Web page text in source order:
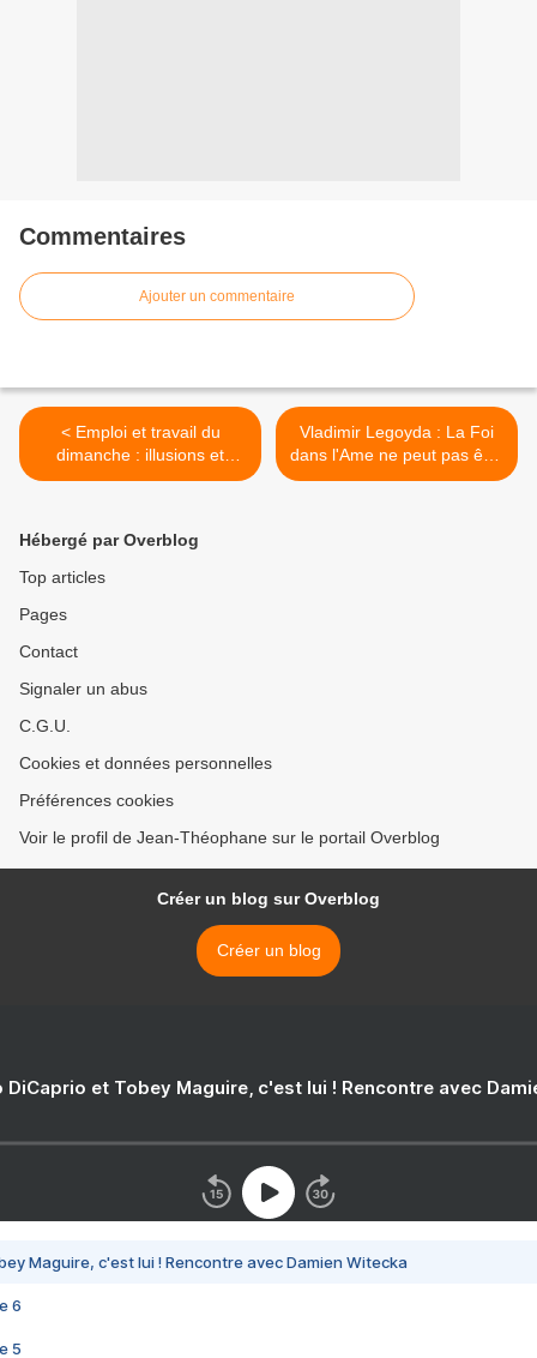
Commentaires
Ajouter un commentaire
< Emploi et travail du
dimanche : illusions et
réalités.
Vladimir Legoyda : La Foi
dans l'Ame ne peut pas être
cachée >
Hébergé par Overblog
Top articles
Pages
Contact
Signaler un abus
C.G.U.
Cookies et données personnelles
Préférences cookies
Voir le profil de Jean-Théophane sur le portail Overblog
Créer un blog sur Overblog
Créer un blog
DiCaprio et Tobey Maguire, c'est lui ! Rencontre avec
Maguire, c'est lui ! Rencontre avec Damien Witecka
6
5